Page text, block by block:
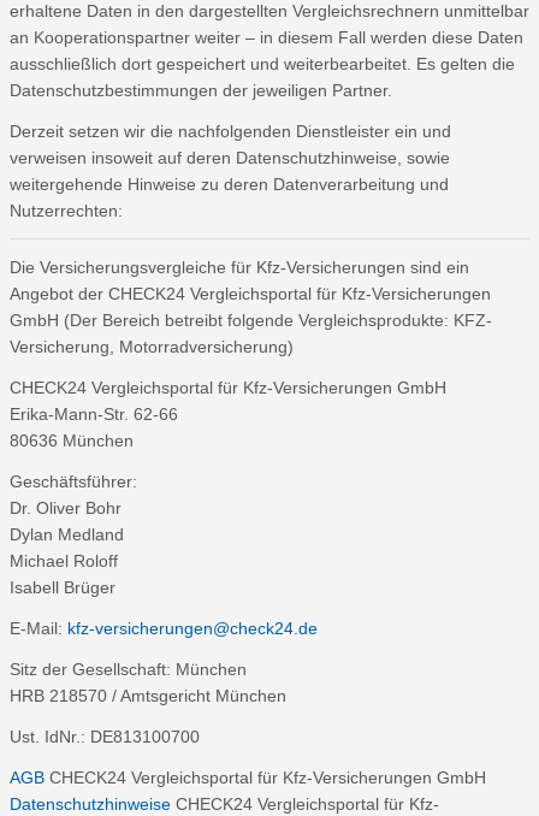
erhaltene Daten in den dargestellten Vergleichsrechnern unmittelbar
an Kooperationspartner weiter – in diesem Fall werden diese Daten
ausschließlich dort gespeichert und weiterbearbeitet. Es gelten die
Datenschutzbestimmungen der jeweiligen Partner.
Derzeit setzen wir die nachfolgenden Dienstleister ein und
verweisen insoweit auf deren Datenschutzhinweise, sowie
weitergehende Hinweise zu deren Datenverarbeitung und
Nutzerrechten:
Die Versicherungsvergleiche für Kfz-Versicherungen sind ein
Angebot der CHECK24 Vergleichsportal für Kfz-Versicherungen
GmbH (Der Bereich betreibt folgende Vergleichsprodukte: KFZ-
Versicherung, Motorradversicherung)
CHECK24 Vergleichsportal für Kfz-Versicherungen GmbH
Erika-Mann-Str. 62-66
80636 München
Geschäftsführer:
Dr. Oliver Bohr
Dylan Medland
Michael Roloff
Isabell Brüger
E-Mail: kfz-versicherungen@check24.de
Sitz der Gesellschaft: München
HRB 218570 / Amtsgericht München
Ust. IdNr.: DE813100700
AGB CHECK24 Vergleichsportal für Kfz-Versicherungen GmbH
Datenschutzhinweise CHECK24 Vergleichsportal für Kfz-